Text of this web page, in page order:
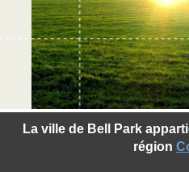
La ville de Bell Park
région